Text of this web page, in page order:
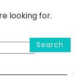
looking for.
Search